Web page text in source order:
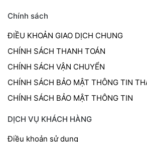
Chính sách
ĐIỀU KHOẢN GIAO DỊCH CHUNG
CHÍNH SÁCH THANH TOÁN
CHÍNH SÁCH VẬN CHUYỂN
CHÍNH SÁCH BẢO MẬT THÔNG TIN
CHÍNH SÁCH BẢO MẬT THÔNG TIN
DỊCH VỤ KHÁCH HÀNG
Điều khoản sử dụng